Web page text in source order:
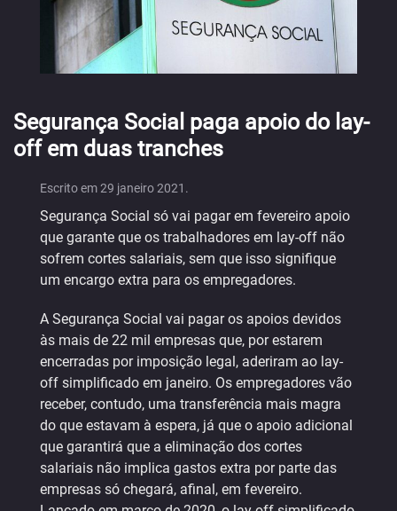
Segurança Social paga apoio do lay-
off em duas tranches
Escrito em29 janeiro 2021 .
Segurança Social só vai pagar em fevereiro apoio
que garante que os trabalhadores em lay-off não
sofrem cortes salariais, sem que isso signifique
um encargo extra para os empregadores.
A Segurança Social vai pagar os apoios devidos
às mais de 22 mil empresas que, por estarem
encerradas por imposição legal, aderiram ao lay-
off simplificado em janeiro. Os empregadores vão
receber, contudo, uma transferência mais magra
do que estavam à espera, já que o apoio adicional
que garantirá que a eliminação dos cortes
salariais não implica gastos extra por parte das
empresas só chegará, afinal, em fevereiro.